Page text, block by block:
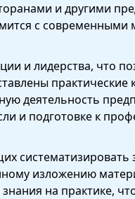
и другими
с
и лидерства, что
деятельность
и подготовке к
изложению
на практике,